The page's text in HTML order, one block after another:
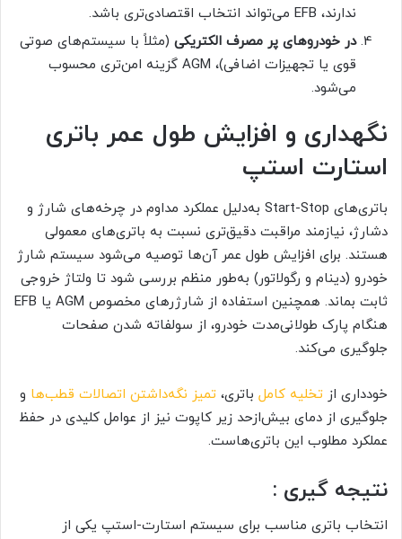
ندارند، EFB می‌تواند انتخاب اقتصادی‌تری باشد.
در خودروهای پر مصرف الکتریکی (مثلاً با سیستم‌های صوتی
قوی یا تجهیزات اضافی)، AGM گزینه امن‌تری محسوب
می‌شود.
نگهداری و افزایش طول عمر باتری
استارت استپ
باتری‌های Start-Stop به‌دلیل عملکرد مداوم در چرخه‌های شارژ و
دشارژ، نیازمند مراقبت دقیق‌تری نسبت به باتری‌های معمولی
هستند. برای افزایش طول عمر آن‌ها توصیه می‌شود سیستم شارژ
خودرو (دینام و رگولاتور) به‌طور منظم بررسی شود تا ولتاژ خروجی
ثابت بماند. همچنین استفاده از شارژرهای مخصوص AGM یا EFB
هنگام پارک طولانی‌مدت خودرو، از سولفاته شدن صفحات
جلوگیری می‌کند.
خودداری از تخلیه کامل باتری، تمیز نگه‌داشتن اتصالات قطب‌ها و
جلوگیری از دمای بیش‌ازحد زیر کاپوت نیز از عوامل کلیدی در حفظ
عملکرد مطلوب این باتری‌هاست.
نتیجه گیری :
انتخاب باتری مناسب برای سیستم استارت-استپ یکی از